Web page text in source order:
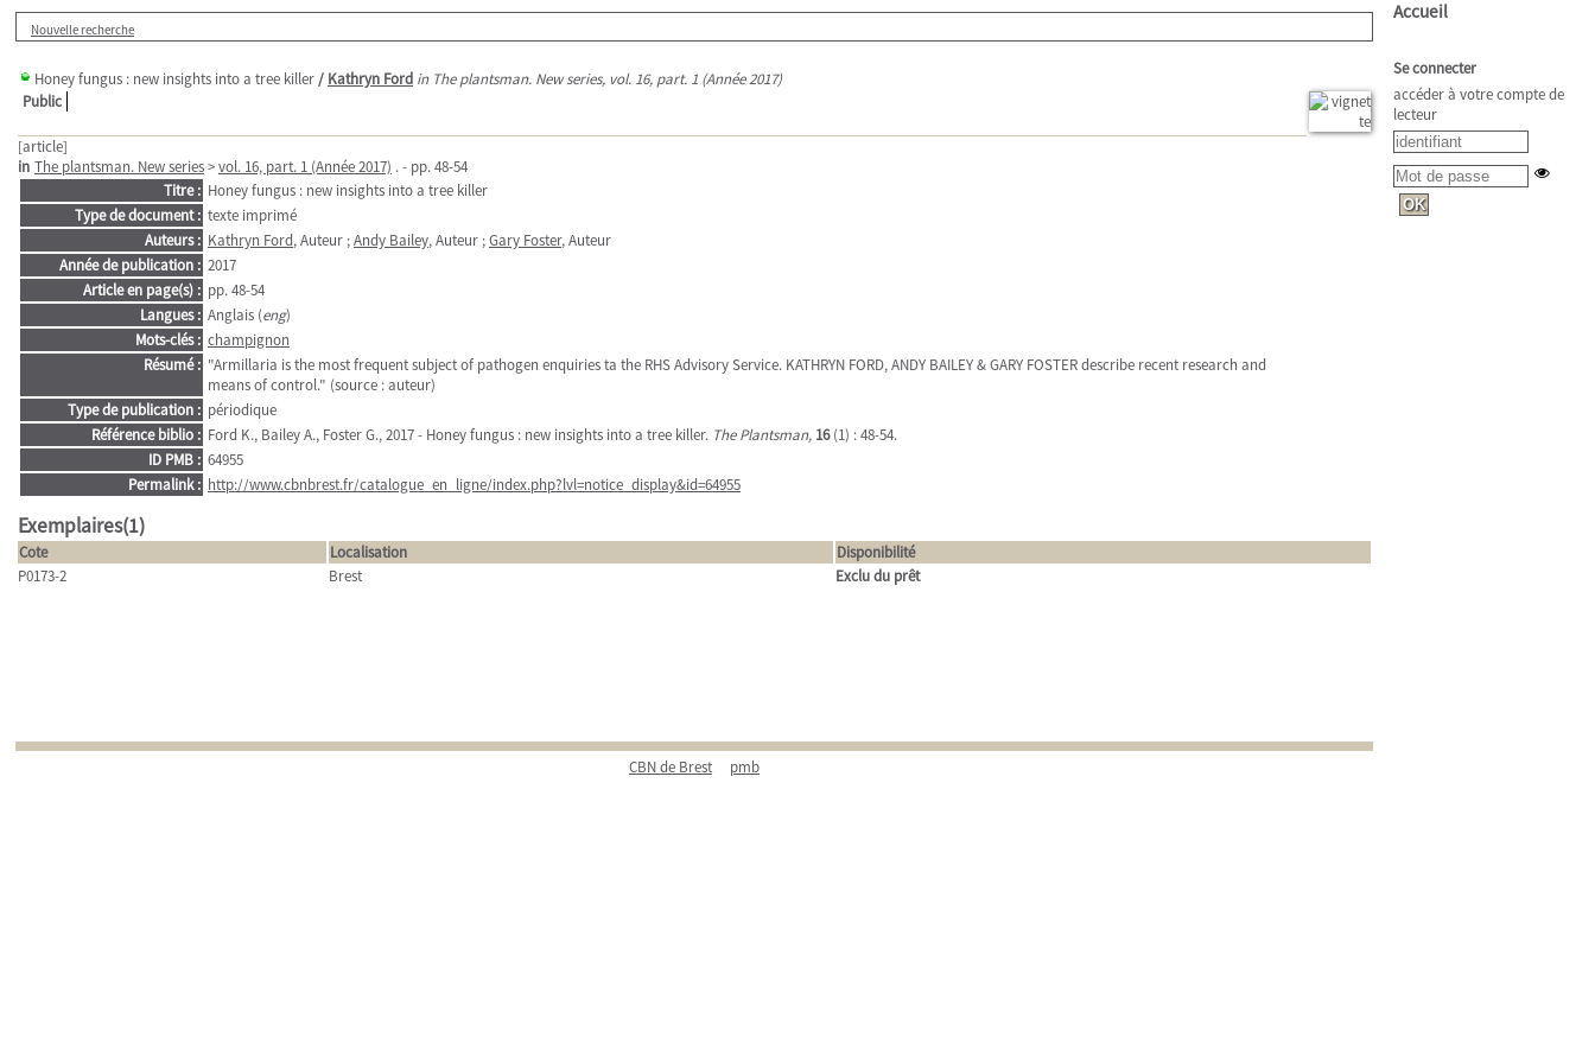
Nouvelle recherche
Honey fungus : new insights into a tree killer/ Kathryn Ford in The plantsman. New series, vol. 16, part. 1 (Année 2017)
Public
[article]
in The plantsman. New series>vol. 16, part. 1 (Année 2017) . - pp. 48-54
Titre : Honey fungus : new insights into a tree killer
Type de document : texte imprimé
Auteurs : Kathryn Ford, Auteur ;Andy Bailey, Auteur ;Gary Foster, Auteur
Année de publication : 2017
Article en page(s) : pp. 48-54
Langues : Anglais (eng)
Mots-clés : champignon
Résumé : "Armillaria is the most frequent subject of pathogen enquiries ta the RHS Advisory Service. KATHRYN FORD, ANDY BAILEY & GARY FOSTER describe recent research and
means of control." (source : auteur)
Type de publication : périodique
Référence biblio : Ford K., Bailey A., Foster G., 2017 - Honey fungus : new insights into a tree killer. The Plantsman, 16(1) : 48-54.
ID PMB : 64955
Permalink : http://www.cbnbrest.fr/catalogue_en_ligne/index.php?lvl=notice_display&id=64955
Exemplaires(1)
Cote Localisation
Disponibilité
P0173-2
Brest Exclu du prêt
CBN de Brest pmb
Accueil
Se connecter
accéder à votre compte de
lecteur